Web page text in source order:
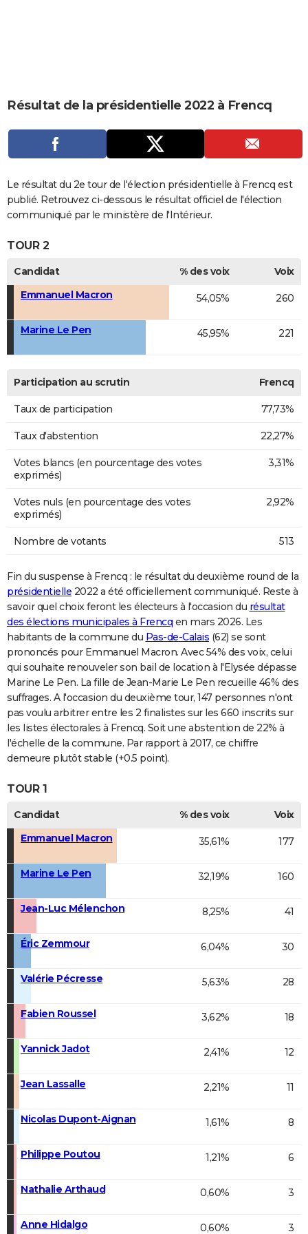
CARTE DE VOEUX
DICTIONNAIRE
Dictionnaire
Biographies
Expressions
Proverbes
PROGRAMME TV
COPAINS D'AVANT
Se connecter
Collèges
Universités
Entreprises
Service militaire
Avis de recherche
AVIS DE DÉCÈS
FORUM
Bricolage
Culture
Television
Voyage
Résultat de la présidentielle 2022 à Frencq
Le résultat du 2e tour de l'élection présidentielle à Frencq est
publié. Retrouvez ci-dessous le résultat officiel de l'élection
communiqué par le ministère de l'Intérieur.
TOUR 2
Candidat % des voix
Voix
Emmanuel Macron
54,05% 260
Marine Le Pen 45,95% 221
Participation au scrutin Frencq
Taux de participation 77,73%
Taux d'abstention 22,27%
Votes blancs (en pourcentage des votes
exprimés)
3,31%
Votes nuls (en pourcentage des votes
exprimés)
2,92%
Nombre de votants 513
Fin du suspense à Frencq : le résultat du deuxième round de la
présidentielle 2022 a été officiellement communiqué. Reste à
savoir quel choix feront les électeurs à l'occasion du résultat
des élections municipales à Frencq en mars 2026. Les
habitants de la commune du Pas-de-Calais (62) se sont
prononcés pour Emmanuel Macron. Avec 54% des voix, celui
qui souhaite renouveler son bail de location à l'Elysée dépasse
Marine Le Pen. La fille de Jean-Marie Le Pen recueille 46% des
suffrages. A l'occasion du deuxième tour, 147 personnes n'ont
pas voulu arbitrer entre les 2 finalistes sur les 660 inscrits sur
les listes électorales à Frencq. Soit une abstention de 22% à
l'échelle de la commune. Par rapport à 2017, ce chiffre
demeure plutôt stable (+0.5 point).
TOUR 1
Candidat % des voix
Voix
Emmanuel Macron
35,61% 177
Marine Le Pen 32,19% 160
Jean-Luc Mélenchon 8,25% 41
Éric Zemmour 6,04% 30
Valérie Pécresse 5,63% 28
Fabien Roussel 3,62% 18
Yannick Jadot 2,41% 12
Jean Lassalle 2,21% 11
Nicolas Dupont-Aignan 1,61% 8
Philippe Poutou 1,21% 6
Nathalie Arthaud 0,60% 3
Anne Hidalgo 0,60% 3